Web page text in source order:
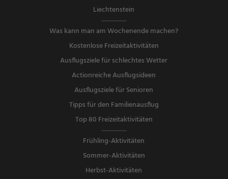
Liechtenstein
Was kann man am Wochenende machen?
Kostenlose Freizeitaktivitäten
Ausflugsziele für schlechtes Wetter
Actionreiche Ausflugsideen
Ausflugsziele für Senioren
Tipps für den Familienausflug
Top 80 Freizeitaktivitäten
Frühling-Aktivitäten
Sommer-Aktivitäten
Herbst-Aktivitäten